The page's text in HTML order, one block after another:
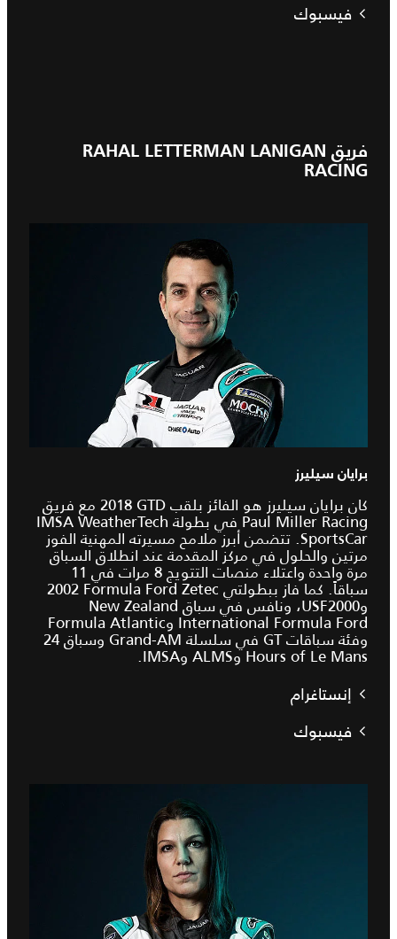
فيسبوك
فريق RAHAL LETTERMAN LANIGAN
RACING
برايان سيليرز
كان برايان سيليرز هو الفائز بلقب ‎2018 GTD مع فريق
Paul Miller Racing في بطولة IMSA WeatherTech
SportsCar. تتضمن أبرز ملامح مسيرته المهنية الفوز
مرتين والحلول في مركز المقدمة عند انطلاق السباق
مرة واحدة واعتلاء منصات التتويج 8 مرات في 11
سباقاً. كما فاز ببطولتي ‎2002 Formula Ford Zetec
وUSF2000، ونافس في سباق New Zealand
International Formula Ford وFormula Atlantic
وفئة سباقات GT في سلسلة Grand-AM وسباق ‎24
Hours of Le Mans وALMS وIMSA.
إنستاغرام
فيسبوك